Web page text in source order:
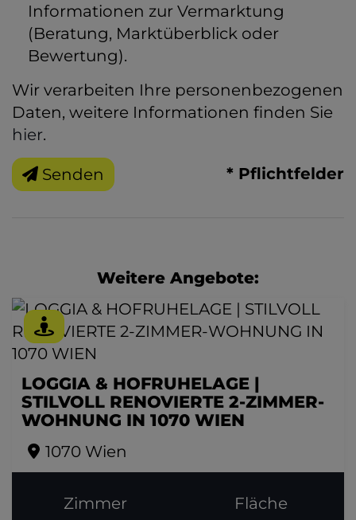
Informationen zur Vermarktung
(Beratung, Marktüberblick oder
Bewertung).
Wir verarbeiten Ihre personenbezogenen
Daten, weitere Informationen finden Sie
hier.
Senden * Pflichtfelder
Weitere Angebote:
LOGGIA & HOFRUHELAGE |
STILVOLL RENOVIERTE 2-ZIMMER-
WOHNUNG IN 1070 WIEN
1070 Wien
Zimmer
Fläche